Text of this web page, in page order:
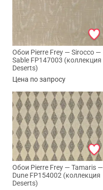
Обои Pierre Frey — Sirocco —
Sable FP147003 (коллекция
Deserts)
Цена по запросу
Обои Pierre Frey — Tamaris —
Dune FP154002 (коллекция
Deserts)